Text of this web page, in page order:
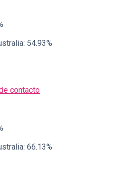
54.93%
contacto
66.13%